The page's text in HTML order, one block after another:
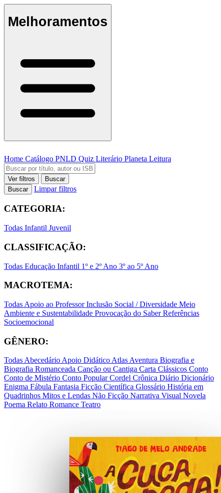
Melhoramentos
Home Catálogo PNLD Quiz Literário Planeta Leitura
Ver filtros
Buscar
Buscar
Limpar filtros
CATEGORIA:
Todas Infantil Juvenil
CLASSIFICAÇÃO:
Todas Educação Infantil 1º e 2º Ano 3º ao 5º Ano
MACROTEMA:
Todas Apoio ao ProfessorInclusão Social / Diversidade Meio
Ambiente e Sustentabilidade Provocação do SaberReferências
Socioemocional
GÊNERO:
TodasAbecedárioApoio DidáticoAtlasAventura Biografia e
Biografia Romanceada Canção ou Cantiga Carta Clássicos Conto
Conto de Mistério Conto PopularCordel Crônica Diário Dicionário
Enigma Fábula Fantasia Ficção Científica Glossário História em
Quadrinhos Mitos e Lendas Não Ficção Narrativa Visual Novela
Poema Relato Romance Teatro